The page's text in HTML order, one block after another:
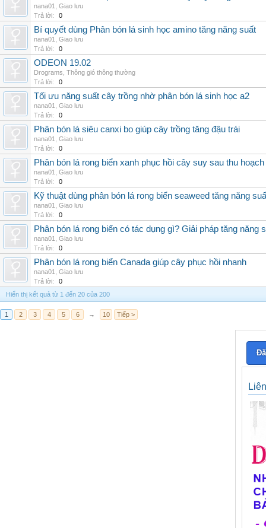
nana01
Giao lưu
Trả lời:
0
Bí quyết dùng Phân bón lá sinh học amino tăng năng suất
nana01
Giao lưu
Trả lời:
0
ODEON 19.02
Drograms Thông gió thông thường
Trả lời:
0
Tối ưu năng suất cây trồng nhờ phân bón lá sinh học a2
nana01
Giao lưu
Trả lời:
0
Phân bón lá siêu canxi bo giúp cây trồng tăng đậu trái
nana01
Giao lưu
Trả lời:
0
Phân bón lá rong biển xanh phục hồi cây suy sau thu hoạch
nana01
Giao lưu
Trả lời:
0
Kỹ thuật dùng phân bón lá rong biển seaweed tăng năng
nana01
Giao lưu
Trả lời:
0
Phân bón lá rong biển có tác dụng gì? Giải pháp tăng năng
nana01
Giao lưu
Trả lời:
0
Phân bón lá rong biển Canada giúp cây phục hồi nhanh
nana01
Giao lưu
Trả lời:
0
Hiển thị kết quả từ 1 đến 20 của 200
1 2 3 4 5 6 → 10 Tiếp >